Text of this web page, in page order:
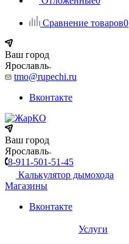
Сравнение товаров0
Ваш город
Ярославль
tmo@rupechi.ru
Вконтакте
Ваш город
Ярославль
8-911-501-51-45
Калькулятор дымохода
Магазины
Вконтакте
Услуги